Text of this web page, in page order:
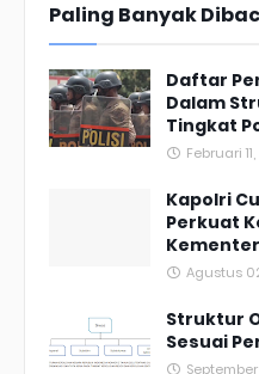
Paling Banyak
Daftar
Dalam
Tingkat
Februari
Kapolri
Perkuat
Agustus
Struktur
Sesuai